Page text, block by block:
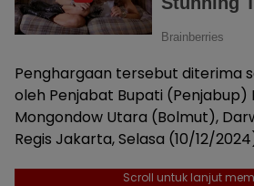
Penghargaan tersebut diterima
oleh Penjabat Bupati (Penjabup)
Mongondow Utara (Bolmut),
Regis Jakarta, Selasa (10/12/
Scroll untuk lanjut